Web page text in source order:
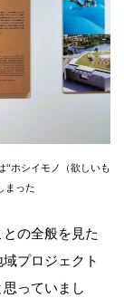
“ホシイモノ（欲しいも
まった
の全般を見た
プロジェクト
っていまし